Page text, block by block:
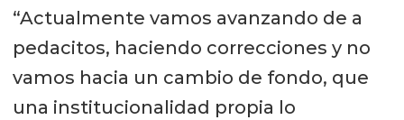
“Actualmente vamos avanzando de a
pedacitos, haciendo correcciones y no
vamos hacia un cambio de fondo, que
una institucionalidad propia lo